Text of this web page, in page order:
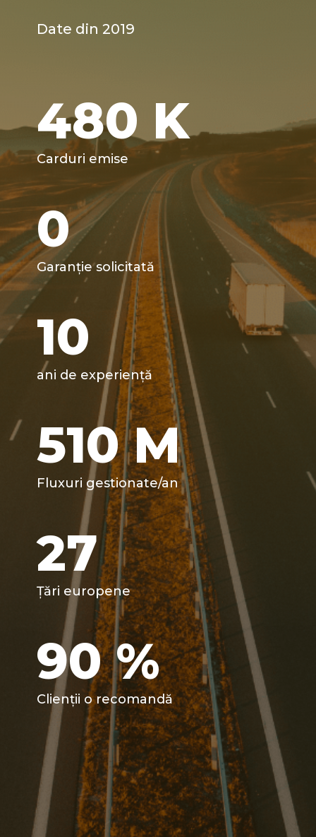
Date din 2019
480 K
Carduri emise
0
Garanție solicitată
10
ani de experiență
510 M
Fluxuri gestionate/an
27
Țări europene
90 %
Clienții o recomandă